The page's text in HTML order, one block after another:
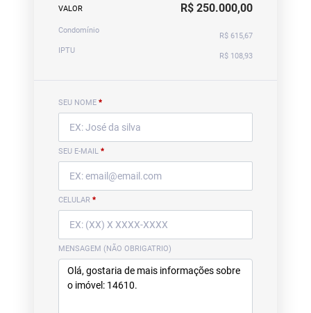
VALOR R$ 250.000,00
Condomínio
R$ 615,67
IPTU
R$ 108,93
SEU NOME *
SEU E-MAIL *
CELULAR *
MENSAGEM (NÃO OBRIGATRIO)